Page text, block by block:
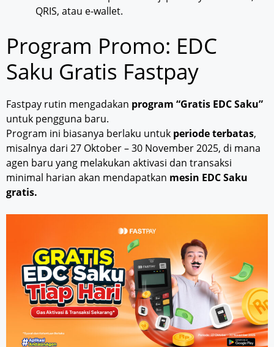
QRIS, atau e-wallet.
Program Promo: EDC
Saku Gratis Fastpay
Fastpay rutin mengadakan program “Gratis EDC Saku”
untuk pengguna baru.
Program ini biasanya berlaku untuk periode terbatas,
misalnya dari 27 Oktober – 30 November 2025, di mana
agen baru yang melakukan aktivasi dan transaksi
minimal harian akan mendapatkan mesin EDC Saku
gratis.